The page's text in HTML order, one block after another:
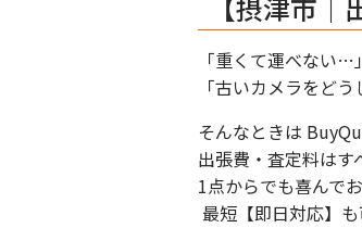
「重くて運べない…」
「古いカメラをど
そんなときは
出張費・査定料はす
1点からでも喜んで
最短【即日対応】も